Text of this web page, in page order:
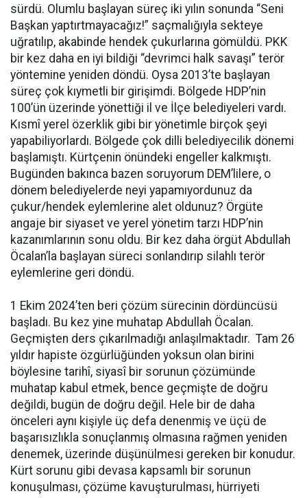
sürdü. Olumlu başlayan süreç iki yılın sonunda “Seni
Başkan yaptırtmayacağız!” saçmalığıyla sekteye
uğratılıp, akabinde hendek çukurlarına gömüldü. PKK
bir kez daha en iyi bildiği “devrimci halk savaşı” terör
yöntemine yeniden döndü. Oysa 2013’te başlayan
süreç çok kıymetli bir girişimdi. Bölgede HDP’nin
100’ün üzerinde yönettiği il ve İlçe belediyeleri vardı.
Kısmî yerel özerklik gibi bir yönetimle birçok şeyi
yapabiliyorlardı. Bölgede çok dilli belediyecilik dönemi
başlamıştı. Kürtçenin önündeki engeller kalkmıştı.
Bugünden bakınca bazen soruyorum DEM’lilere, o
dönem belediyelerde neyi yapamıyordunuz da
çukur/hendek eylemlerine alet oldunuz? Örgüte
angaje bir siyaset ve yerel yönetim tarzı HDP’nin
kazanımlarının sonu oldu. Bir kez daha örgüt Abdullah
Öcalan’la başlayan süreci sonlandırıp silahlı terör
eylemlerine geri döndü.
1 Ekim 2024’ten beri çözüm sürecinin dördüncüsü
başladı. Bu kez yine muhatap Abdullah Öcalan.
Geçmişten ders çıkarılmadığı anlaşılmaktadır. Tam 26
yıldır hapiste özgürlüğünden yoksun olan birini
böylesine tarihî, siyasî bir sorunun çözümünde
muhatap kabul etmek, bence geçmişte de doğru
değildi, bugün de doğru değil. Hele bir de daha
önceleri aynı kişiyle üç defa denenmiş ve üçü de
başarısızlıkla sonuçlanmış olmasına rağmen yeniden
denemek, üzerinde düşünülmesi gereken bir konudur.
Kürt sorunu gibi devasa kapsamlı bir sorunun
konuşulması, çözüme kavuşturulması, hürriyeti